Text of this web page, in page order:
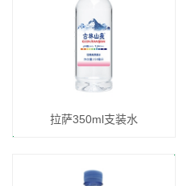
拉萨350ml支装水